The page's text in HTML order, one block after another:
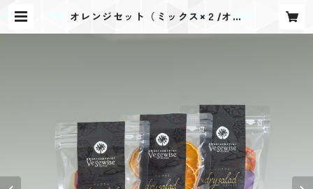
オレンジセット（ミックス×２/オレ